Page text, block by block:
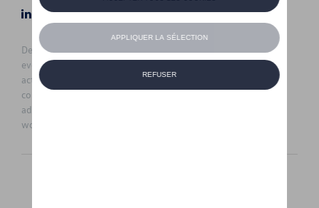
LinkedIn
Instagram
De prijzen op deze site zijn adviesprijzen (incl. btw), exclusief
eventuele installatiekosten. Voor meer informatie over de
actuele verkoopprijs en de eventuele installatiekosten kunt u
contact opnemen met uw concessiehouder / agent. De
adviesprijzen kunnen zonder voorafgaande kennisgeving
worden gewijzigd.